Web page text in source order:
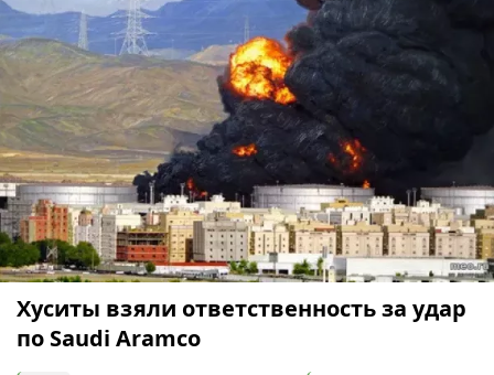
Хуситы взяли ответственность за удар
по Saudi Aramco